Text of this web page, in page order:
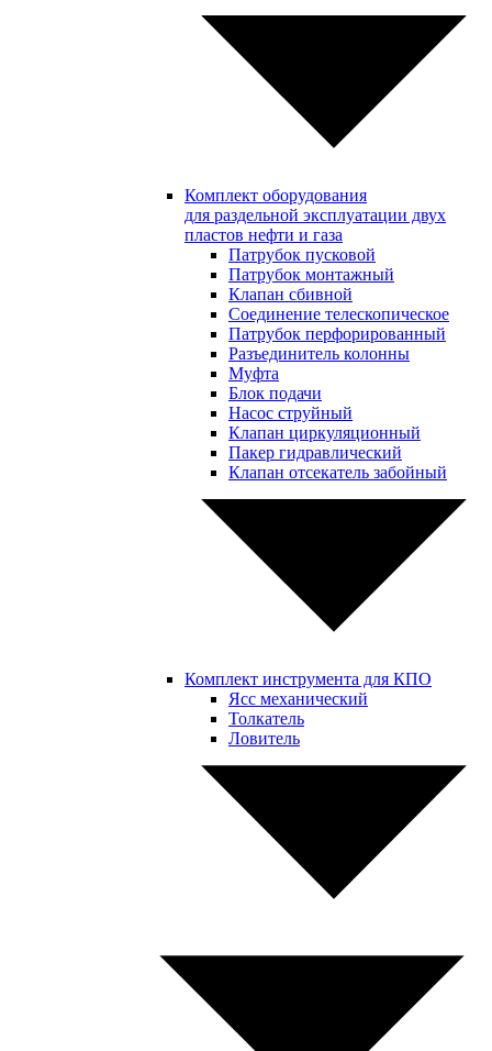
Комплект оборудования
для раздельной эксплуатации двух
пластов нефти и газа
Патрубок пусковой
Патрубок монтажный
Клапан сбивной
Соединение телескопическое
Патрубок перфорированный
Разъединитель колонны
Муфта
Блок подачи
Насос струйный
Клапан циркуляционный
Пакер гидравлический
Клапан отсекатель забойный
Комплект инструмента для КПО
Ясс механический
Толкатель
Ловитель